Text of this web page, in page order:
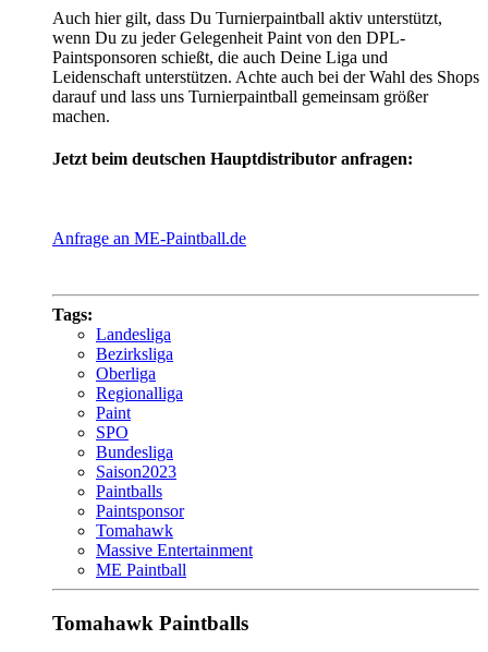
Auch hier gilt, dass Du Turnierpaintball aktiv unterstützt,
wenn Du zu jeder Gelegenheit Paint von den DPL-
Paintsponsoren schießt, die auch Deine Liga und
Leidenschaft unterstützen. Achte auch bei der Wahl des Shops
darauf und lass uns Turnierpaintball gemeinsam größer
machen.
Jetzt beim deutschen Hauptdistributor anfragen:
Anfrage an ME-Paintball.de
Tags:
Landesliga
Bezirksliga
Oberliga
Regionalliga
Paint
SPO
Bundesliga
Saison2023
Paintballs
Paintsponsor
Tomahawk
Massive Entertainment
ME Paintball
Tomahawk Paintballs